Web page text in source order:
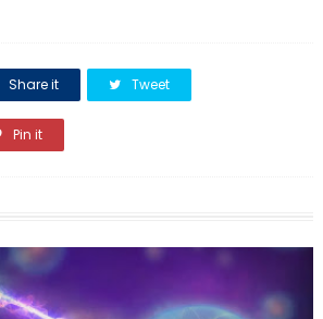
Share it Tweet
Pin it